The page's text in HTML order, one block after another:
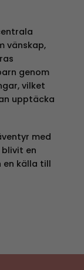
vänskap,
genom
vilket
upptäcka
med
en
en källa till